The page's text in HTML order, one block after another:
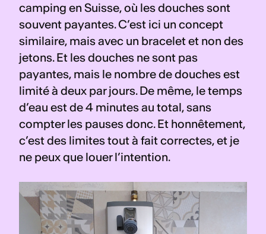
camping en Suisse, où les douches sont
souvent payantes. C’est ici un concept
similaire, mais avec un bracelet et non des
jetons. Et les douches ne sont pas
payantes, mais le nombre de douches est
limité à deux par jours. De même, le temps
d’eau est de 4 minutes au total, sans
compter les pauses donc. Et honnêtement,
c’est des limites tout à fait correctes, et je
ne peux que louer l’intention.